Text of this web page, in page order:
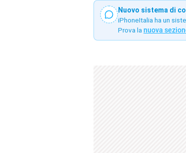
Nuovo sistema di
iPhoneItalia ha un
Prova la nuova